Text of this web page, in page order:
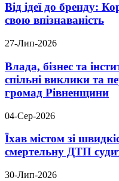
Від ідеї до бренду:
свою впізнаваність
27-Лип-2026
Влада, бізнес та
спільні виклики та
громад Рівненщини
04-Сер-2026
Їхав містом зі
смертельну ДТП
30-Лип-2026